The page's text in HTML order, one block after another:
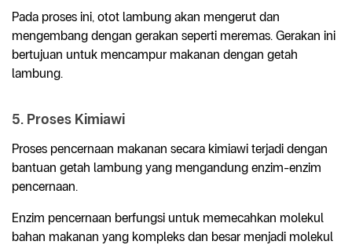
Pada proses ini, otot lambung akan mengerut dan
mengembang dengan gerakan seperti meremas. Gerakan ini
bertujuan untuk mencampur makanan dengan getah
lambung.
5. Proses Kimiawi
Proses pencernaan makanan secara kimiawi terjadi dengan
bantuan getah lambung yang mengandung enzim-enzim
pencernaan.
Enzim pencernaan berfungsi untuk memecahkan molekul
bahan makanan yang kompleks dan besar menjadi molekul